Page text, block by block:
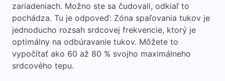
zariadeniach. Možno ste sa čudovali, odkiaľ to
pochádza. Tu je odpoveď: Zóna spaľovania tukov je
jednoducho rozsah srdcovej frekvencie, ktorý je
optimálny na odbúravanie tukov. Môžete to
vypočítať ako 60 až 80 % svojho maximálneho
srdcového tepu.